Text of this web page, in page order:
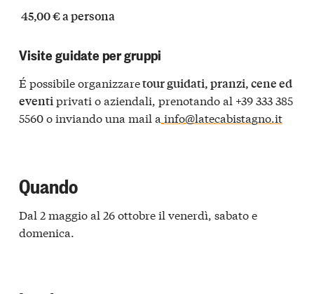
45,00 € a persona
Visite guidate per gruppi
É possibile organizzaretour guidati, pranzi, cene ed
eventiprivati o aziendali, prenotando al +39 333 385
5560 o inviando una mail a info@latecabistagno.it
Quando
Dal 2 maggio al 26 ottobre il venerdì, sabato e
domenica.